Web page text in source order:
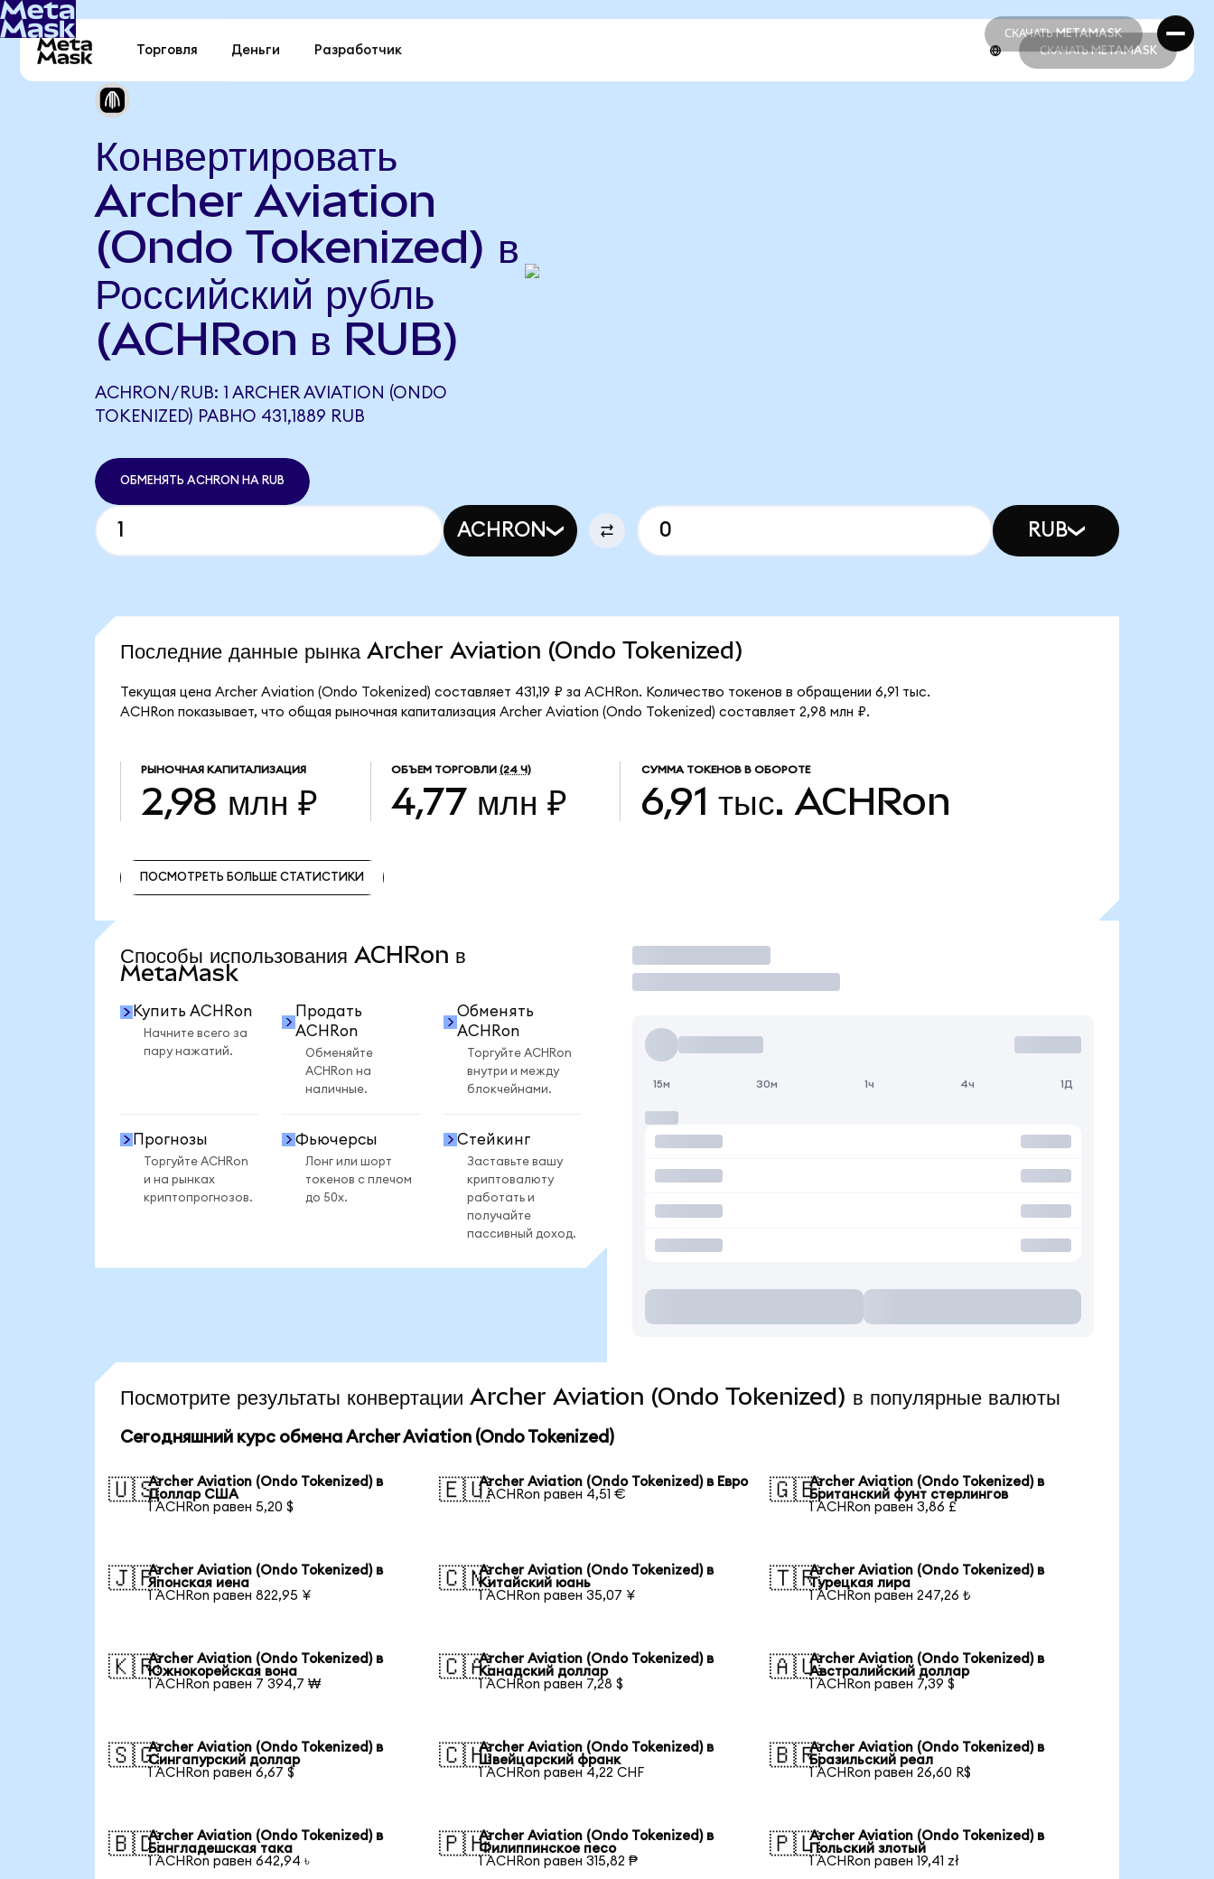
СКАЧАТЬ METAMASK
СКАЧАТЬ METAMASK
Торговля Деньги Разработчик СКАЧАТЬ METAMASK
Конвертировать
Archer Aviation
(Ondo Tokenized) в
Российский рубль
(ACHRon в RUB)
ACHRON/RUB: 1 ARCHER AVIATION (ONDO
TOKENIZED) РАВНО 431,1889 RUB
ОБМЕНЯТЬ ACHRON НА RUB
ACHRON RUB
Последние данные рынка Archer Aviation (Ondo Tokenized)
Текущая цена Archer Aviation (Ondo Tokenized) составляет 431,19 ₽ за ACHRon. Количество токенов в обращении 6,91 тыс.
ACHRon показывает, что общая рыночная капитализация Archer Aviation (Ondo Tokenized) составляет 2,98 млн ₽.
РЫНОЧНАЯ КАПИТАЛИЗАЦИЯ
2,98 млн ₽
ОБЪЕМ ТОРГОВЛИ (24 Ч)
4,77 млн ₽
СУММА ТОКЕНОВ В ОБОРОТЕ
6,91 тыс. ACHRon
ПОСМОТРЕТЬ БОЛЬШЕ СТАТИСТИКИ
Способы использования ACHRon в
MetaMask
Купить ACHRon
Начните всего за
пару нажатий.
Продать
ACHRon
Обменяйте
ACHRon на
наличные.
Обменять
ACHRon
Торгуйте ACHRon
внутри и между
блокчейнами.
Прогнозы
Торгуйте ACHRon
и на рынках
криптопрогнозов.
Фьючерсы
Лонг или шорт
токенов с плечом
до 50x.
Стейкинг
Заставьте вашу
криптовалюту
работать и
получайте
пассивный доход.
Торговать
15м 30м 1ч 4ч 1Д
Посмотрите результаты конвертации Archer Aviation (Ondo Tokenized) в популярные валюты
Сегодняшний курс обмена Archer Aviation (Ondo Tokenized)
🇺🇸Archer Aviation (Ondo Tokenized) в
Доллар США
1 ACHRon равен 5,20 $
🇪🇺Archer Aviation (Ondo Tokenized) в Евро
1 ACHRon равен 4,51 €
🇬🇧Archer Aviation (Ondo Tokenized) в
Британский фунт стерлингов
1 ACHRon равен 3,86 £
🇯🇵Archer Aviation (Ondo Tokenized) в
Японская иена
1 ACHRon равен 822,95 ¥
🇨🇳Archer Aviation (Ondo Tokenized) в
Китайский юань
1 ACHRon равен 35,07 ¥
🇹🇷Archer Aviation (Ondo Tokenized) в
Турецкая лира
1 ACHRon равен 247,26 ₺
🇰🇷Archer Aviation (Ondo Tokenized) в
Южнокорейская вона
1 ACHRon равен 7 394,7 ₩
🇨🇦Archer Aviation (Ondo Tokenized) в
Канадский доллар
1 ACHRon равен 7,28 $
🇦🇺Archer Aviation (Ondo Tokenized) в
Австралийский доллар
1 ACHRon равен 7,39 $
🇸🇬Archer Aviation (Ondo Tokenized) в
Сингапурский доллар
1 ACHRon равен 6,67 $
🇨🇭Archer Aviation (Ondo Tokenized) в
Швейцарский франк
1 ACHRon равен 4,22 CHF
🇧🇷Archer Aviation (Ondo Tokenized) в
Бразильский реал
1 ACHRon равен 26,60 R$
🇧🇩Archer Aviation (Ondo Tokenized) в
Бангладешская така
1 ACHRon равен 642,94 ৳
🇵🇭Archer Aviation (Ondo Tokenized) в
Филиппинское песо
1 ACHRon равен 315,82 ₱
🇵🇱Archer Aviation (Ondo Tokenized) в
Польский злотый
1 ACHRon равен 19,41 zł